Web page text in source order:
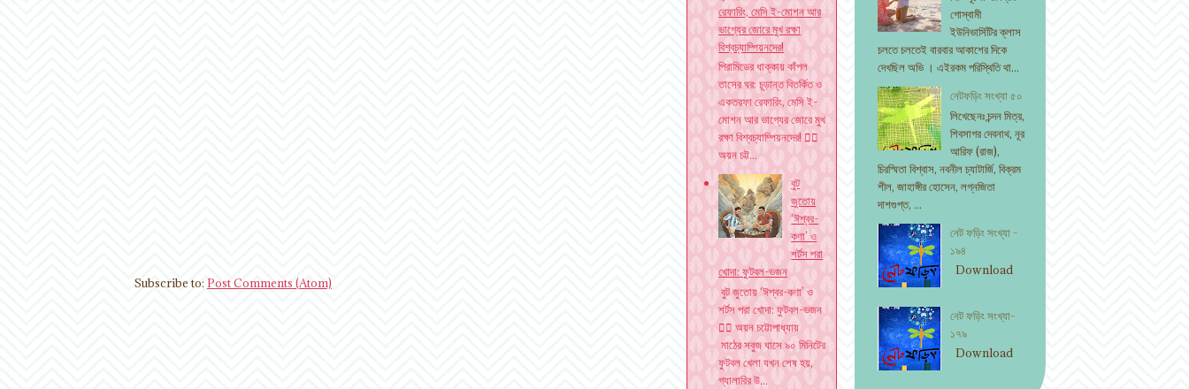
Subscribe to: Post Comments (Atom)
গোস্বামী
ইউনিভার্সিটির ক্লাস
চলতে চলতেই বারবার আকাশের দিকে
দেখছিল অভি । এইরকম পরিস্থিতি থা...
নেটফড়িং সংখ্যা ৫০
লিখেছেনঃ চন্দন মিত্র,
শিবসাগর দেবনাথ, নূর
আরিফ (রাজ),
চিরস্মিতা বিশ্বাস, নবনীল চ্যাটার্জি, বিক্রম
শীল, জাহাঙ্গীর হোসেন, লগ্নজিতা
দাশগুপ্ত, ...
নেট ফড়িং সংখ্যা -
১৯৪
Download
নেট ফড়িং সংখ্যা-
১৭৯
Download
রেফারিং, মেসি ই-মোশন আর
ভাগ্যের জোরে মুখ রক্ষা
বিশ্বচ্যাম্পিয়নদের!
পিরামিডের ধাক্কায় কাঁপল
তাসের ঘর: চূড়ান্ত বিতর্কিত ও
একতরফা রেফারিং, মেসি ই-
মোশন আর ভাগ্যের জোরে মুখ
রক্ষা বিশ্বচ্যাম্পিয়নদের! ✍🏽
অয়ন চট্ট...
বুট
জুতোয়
‘ঈশ্বর-
কণা’ ও
শর্টস পরা
খোদা: ফুটবল-ভজন
বুট জুতোয় ‘ঈশ্বর-কণা’ ও
শর্টস পরা খোদা: ফুটবল-ভজন
✍🏽 অয়ন চট্টোপাধ্যায়
মাঠের সবুজ ঘাসে ৯০ মিনিটের
ফুটবল খেলা যখন শেষ হয়,
গ্যালারির উ...